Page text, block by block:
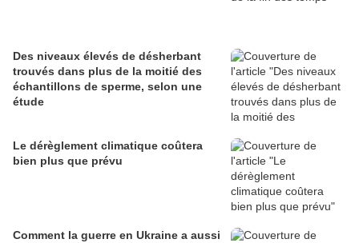
Des niveaux élevés de désherbant
trouvés dans plus de la moitié des
échantillons de sperme, selon une
étude
Le dérèglement climatique coûtera
bien plus que prévu
Comment la guerre en Ukraine a aussi